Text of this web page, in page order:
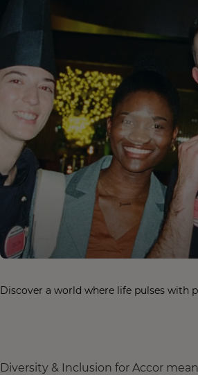
Discover a world where life pulses with
Diversity & Inclusion for Accor